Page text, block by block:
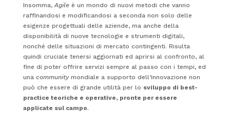
Insomma,Agileè un mondo di nuovi metodi che vanno
raffinandosi e modificandosi a seconda non solo delle
esigenze progettuali delle aziende, ma anche della
disponibilità di nuove tecnologie e strumenti digitali,
nonché delle situazioni di mercato contingenti. Risulta
quindi cruciale tenersi aggiornati ed aprirsi al confronto, al
fine di poter offrire servizi sempre al passo con i tempi, ed
una communitymondiale a supporto dell’innovazione non
può che essere di grande utilità per lo sviluppo di best-
practice teoriche e operative, pronte per essere
applicate sul campo.